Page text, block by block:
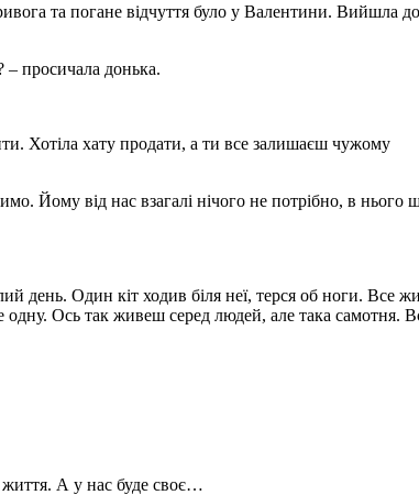
та погане відчуття було у Валентини. Вийшла
– просичала донька.
Хотіла хату продати, а ти все залишаєш чужому
Йому від нас взагалі нічого не потрібно, в нього
день. Один кіт ходив біля неї, терся об ноги. Все
одну. Ось так живеш серед людей, але така самотня.
А у нас буде своє…